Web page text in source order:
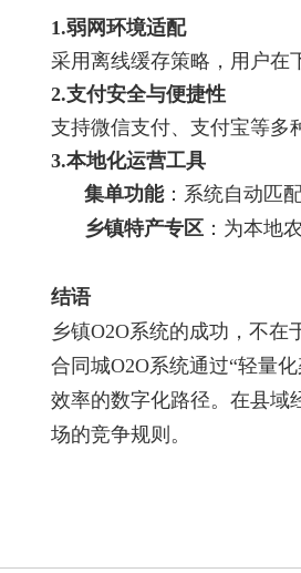
1.弱网环境适配
采用离线缓存策略，用户在
2.支付安全与便捷性
支持微信支付、支付宝等多
3.本地化运营工具
集单功能：系统自动匹
乡镇特产专区：为本地
结语
乡镇O2O系统的成功，不在
合同城O2O系统通过“轻量
效率的数字化路径。在县域
场的竞争规则。